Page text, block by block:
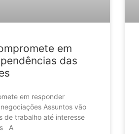
em
das
em responder
Assuntos vão
de trabalho até interesse
A